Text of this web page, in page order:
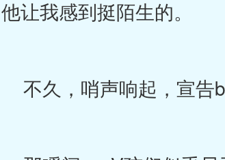
他让我感到挺陌生的。
不久，哨声响起，宣告b